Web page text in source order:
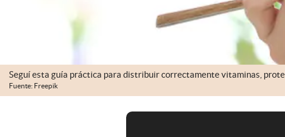
Seguí esta guía práctica para distribuir correctamente vitaminas,
Fuente: Freepik